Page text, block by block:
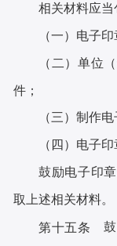
相关材料应当
（一）电子
（二）单位
件；
（三）制作
（四）电子
鼓励电子印
取上述相关材料。
第十五条 鼓